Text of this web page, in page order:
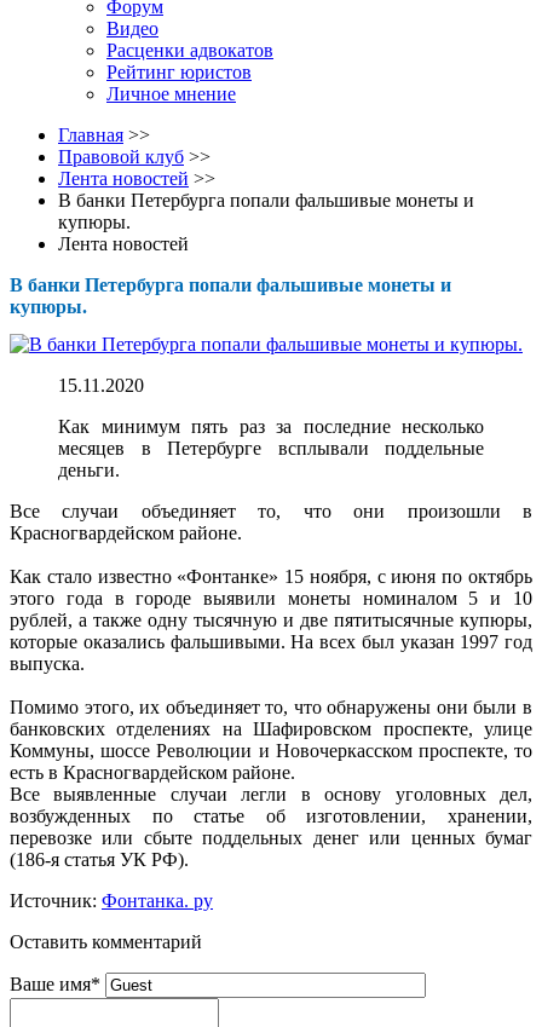
Форум
Видео
Расценки адвокатов
Рейтинг юристов
Личное мнение
Главная >>
Правовой клуб >>
Лента новостей >>
В банки Петербурга попали фальшивые монеты и
купюры.
Лента новостей
В банки Петербурга попали фальшивые монеты и
купюры.
15.11.2020
Как минимум пять раз за последние несколько
месяцев в Петербурге всплывали поддельные
деньги.
Все случаи объединяет то, что они произошли в
Красногвардейском районе.
Как стало известно «Фонтанке» 15 ноября, с июня по октябрь
этого года в городе выявили монеты номиналом 5 и 10
рублей, а также одну тысячную и две пятитысячные купюры,
которые оказались фальшивыми. На всех был указан 1997 год
выпуска.
Помимо этого, их объединяет то, что обнаружены они были в
банковских отделениях на Шафировском проспекте, улице
Коммуны, шоссе Революции и Новочеркасском проспекте, то
есть в Красногвардейском районе.
Все выявленные случаи легли в основу уголовных дел,
возбужденных по статье об изготовлении, хранении,
перевозке или сбыте поддельных денег или ценных бумаг
(186-я статья УК РФ).
Источник: Фонтанка. ру
Оставить комментарий
Ваше имя*